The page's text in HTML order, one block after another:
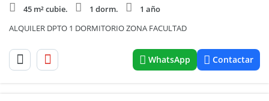
45 m² cubie.
1 dorm.
1 año
ALQUILER DPTO 1 DORMITORIO ZONA FACULTAD
WhatsApp Contactar